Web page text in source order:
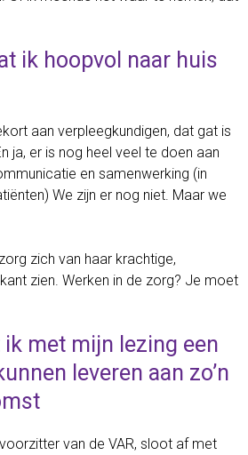
ik hoopvol naar huis
aan verpleegkundigen, dat gat is
ja, er is nog heel veel te doen aan
en samenwerking (in
We zijn er nog niet. Maar we
zich van haar krachtige,
zien. Werken in de zorg? Je moet
ik met mijn lezing een
leveren aan zo’n
van de VAR, sloot af met